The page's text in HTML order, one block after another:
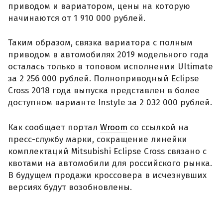
приводом и вариатором, цены на которую
начинаются от 1 910 000 рублей.
Таким образом, связка вариатора с полным
приводом в автомобилях 2019 модельного года
осталась только в топовом исполнении Ultimate
за 2 256 000 рублей. Полноприводный Eclipse
Cross 2018 года выпуска представлен в более
доступном варианте Instyle за 2 032 000 рублей.
Как сообщает портал Wroom со ссылкой на
пресс-службу марки, сокращение линейки
комплектаций Mitsubishi Eclipse Cross связано с
квотами на автомобили для российского рынка.
В будущем продажи кроссовера в исчезнувших
версиях будут возобновлены.